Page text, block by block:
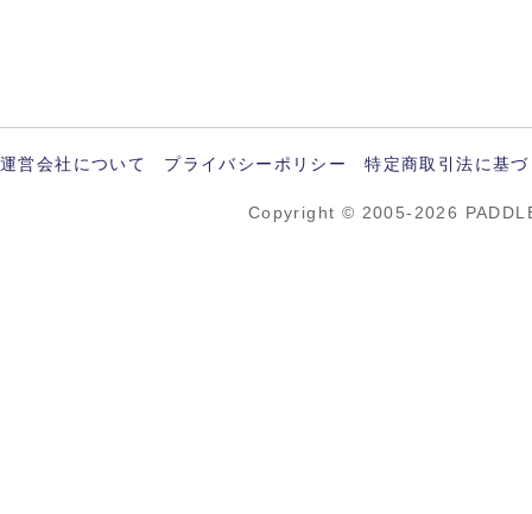
運営会社について プライバシーポリシー 特定商取引法に基
Copyright © 2005-2026